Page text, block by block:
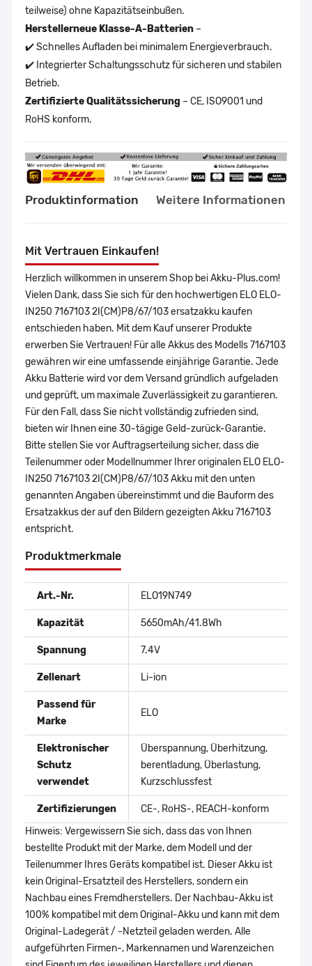
teilweise) ohne Kapazitätseinbußen.
Herstellerneue Klasse-A-Batterien –
✔️ Schnelles Aufladen bei minimalem Energieverbrauch.
✔️ Integrierter Schaltungsschutz für sicheren und stabilen
Betrieb.
Zertifizierte Qualitätssicherung – CE, ISO9001 und
RoHS konform.
Produktinformation Weitere Informationen
Mit Vertrauen Einkaufen!
Herzlich willkommen in unserem Shop bei Akku-Plus.com!
Vielen Dank, dass Sie sich für den hochwertigen ELO ELO-
IN250 7167103 2I(CM)P8/67/103 ersatzakku kaufen
entschieden haben. Mit dem Kauf unserer Produkte
erwerben Sie Vertrauen! Für alle Akkus des Modells 7167103
gewähren wir eine umfassende einjährige Garantie. Jede
Akku Batterie wird vor dem Versand gründlich aufgeladen
und geprüft, um maximale Zuverlässigkeit zu garantieren.
Für den Fall, dass Sie nicht vollständig zufrieden sind,
bieten wir Ihnen eine 30-tägige Geld-zurück-Garantie.
Bitte stellen Sie vor Auftragserteilung sicher, dass die
Teilenummer oder Modellnummer Ihrer originalen ELO ELO-
IN250 7167103 2I(CM)P8/67/103 Akku mit den unten
genannten Angaben übereinstimmt und die Bauform des
Ersatzakkus der auf den Bildern gezeigten Akku 7167103
entspricht.
Produktmerkmale
Art.-Nr. ELO19N749
Kapazität 5650mAh/41.8Wh
Spannung 7.4V
Zellenart Li-ion
Passend für
Marke
ELO
Elektronischer
Schutz
verwendet
Überspannung, Überhitzung,
berentladung, Überlastung,
Kurzschlussfest
Zertifizierungen
CE-, RoHS-, REACH-konform
Hinweis: Vergewissern Sie sich, dass das von Ihnen
bestellte Produkt mit der Marke, dem Modell und der
Teilenummer Ihres Geräts kompatibel ist. Dieser Akku ist
kein Original-Ersatzteil des Herstellers, sondern ein
Nachbau eines Fremdherstellers. Der Nachbau-Akku ist
100% kompatibel mit dem Original-Akku und kann mit dem
Original-Ladegerät / -Netzteil geladen werden. Alle
aufgeführten Firmen-, Markennamen und Warenzeichen